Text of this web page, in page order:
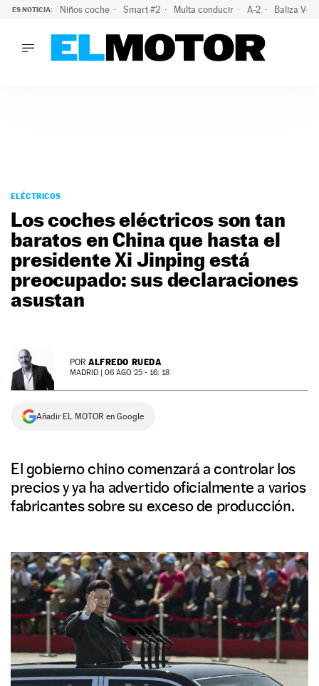
ES NOTICIA: Niños coche Smart #2 Multa conducir A-2 Baliza V-
PODCAST
MOTOS
TECNOLOGÍA
MOTORTV
PREMIOS
SERVICIOS
SÍGUENOS
ELÉCTRICOS
Los coches eléctricos son tan
baratos en China que hasta el
presidente Xi Jinping está
preocupado: sus declaraciones
asustan
POR ALFREDO RUEDA
MADRID | 06 AGO 25 - 16: 18
Añadir EL MOTOR en Google
El gobierno chino comenzará a controlar los
precios y ya ha advertido oficialmente a varios
fabricantes sobre su exceso de producción.